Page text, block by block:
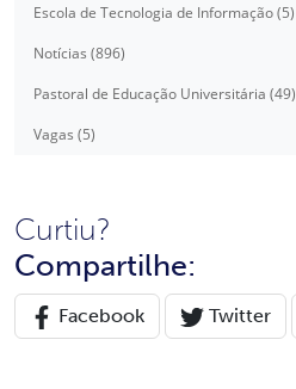
Escola de Tecnologia de Informação (5)
Notícias (896)
Pastoral de Educação Universitária (49)
Vagas (5)
Curtiu?
Compartilhe:
Facebook Twitter